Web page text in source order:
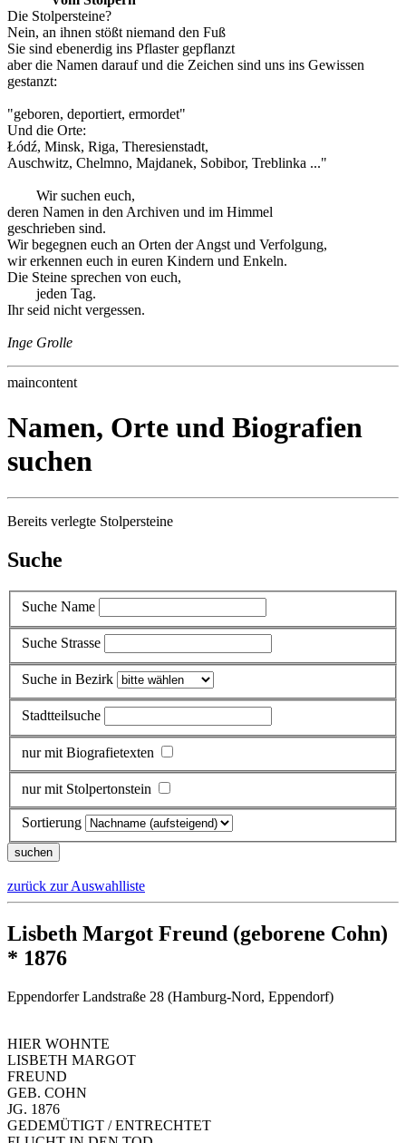
Die Stolpersteine?
Nein, an ihnen stößt niemand den Fuß
Sie sind ebenerdig ins Pflaster gepflanzt
aber die Namen darauf und die Zeichen sind uns ins Gewissen
gestanzt:
"geboren, deportiert, ermordet"
Und die Orte:
Łódź, Minsk, Riga, Theresienstadt,
Auschwitz, Chelmno, Majdanek, Sobibor, Treblinka ..."
Wir suchen euch,
deren Namen in den Archiven und im Himmel
geschrieben sind.
Wir begegnen euch an Orten der Angst und Verfolgung,
wir erkennen euch in euren Kindern und Enkeln.
Die Steine sprechen von euch,
jeden Tag.
Ihr seid nicht vergessen.
Inge Grolle
maincontent
Namen, Orte und Biografien
suchen
Bereits verlegte Stolpersteine
Suche
Suche Name
Suche Strasse
Suche in Bezirk
Stadtteilsuche
nur mit Biografietexten
nur mit Stolpertonstein
Sortierung
zurück zur Auswahlliste
Lisbeth Margot Freund (geborene Cohn)
* 1876
Eppendorfer Landstraße 28 (Hamburg-Nord, Eppendorf)
HIER WOHNTE
LISBETH MARGOT
FREUND
GEB. COHN
JG. 1876
GEDEMÜTIGT / ENTRECHTET